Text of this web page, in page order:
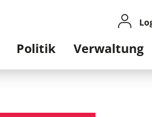
Politik Verwaltung